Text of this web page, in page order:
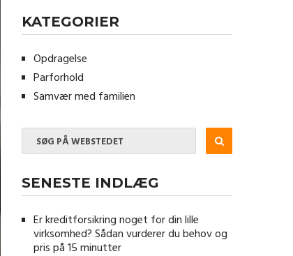
KATEGORIER
Opdragelse
Parforhold
Samvær med familien
SENESTE INDLÆG
Er kreditforsikring noget for din lille
virksomhed? Sådan vurderer du behov og
pris på 15 minutter